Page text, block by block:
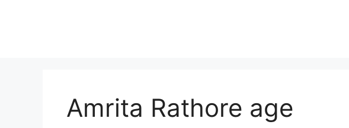
Amrita Rathore age